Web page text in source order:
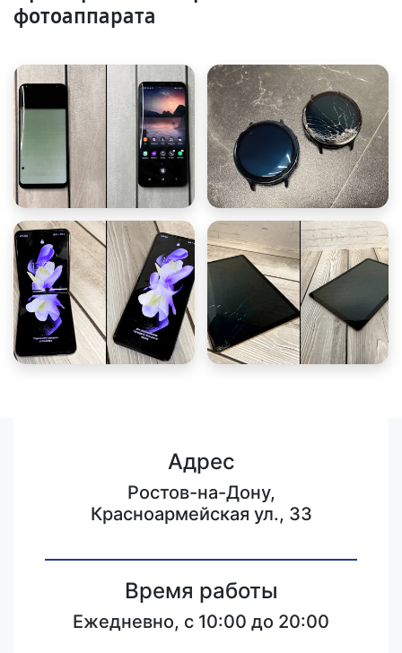
фотоаппарата
Адрес
Ростов-на-Дону,
Красноармейская ул., 33
Время работы
Ежедневно, с 10:00 до 20:00